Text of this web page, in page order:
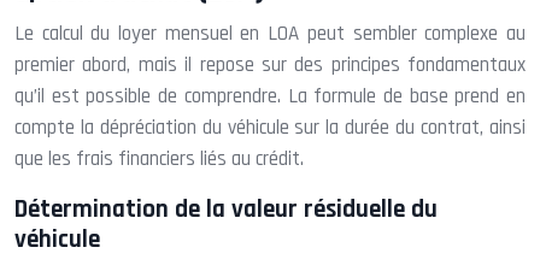
Le calcul du loyer mensuel en LOA peut sembler complexe au
premier abord, mais il repose sur des principes fondamentaux
qu’il est possible de comprendre. La formule de base prend en
compte la dépréciation du véhicule sur la durée du contrat, ainsi
que les frais financiers liés au crédit.
Détermination de la valeur résiduelle du
véhicule